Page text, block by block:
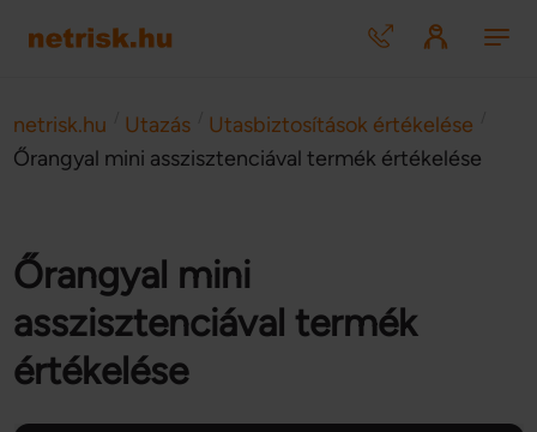
netrisk.hu Utazás Utasbiztosítások értékelése
Őrangyal mini asszisztenciával termék értékelése
Őrangyal mini
asszisztenciával termék
értékelése